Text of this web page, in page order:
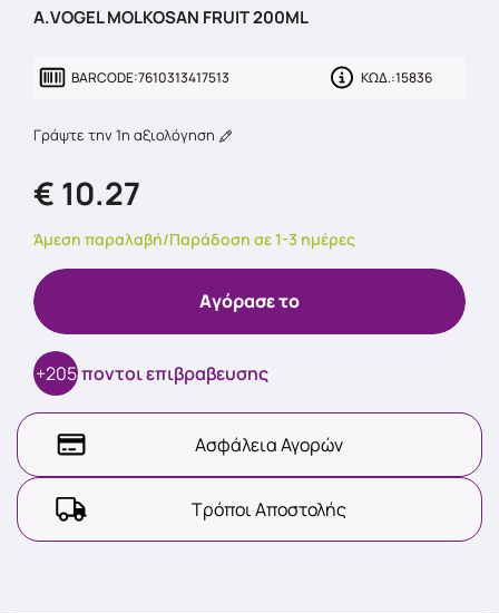
A.VOGEL MOLKOSAN FRUIT 200ML
BARCODE:7610313417513 ΚΩΔ.:15836
Γράψτε την 1η αξιολόγηση
€ 10.27
Άμεση παραλαβή/Παράδοση σε 1-3 ημέρες
Aγόρασε το
+205 ποντοι επιβραβευσης
Ασφάλεια Αγορών
Τρόποι Αποστολής